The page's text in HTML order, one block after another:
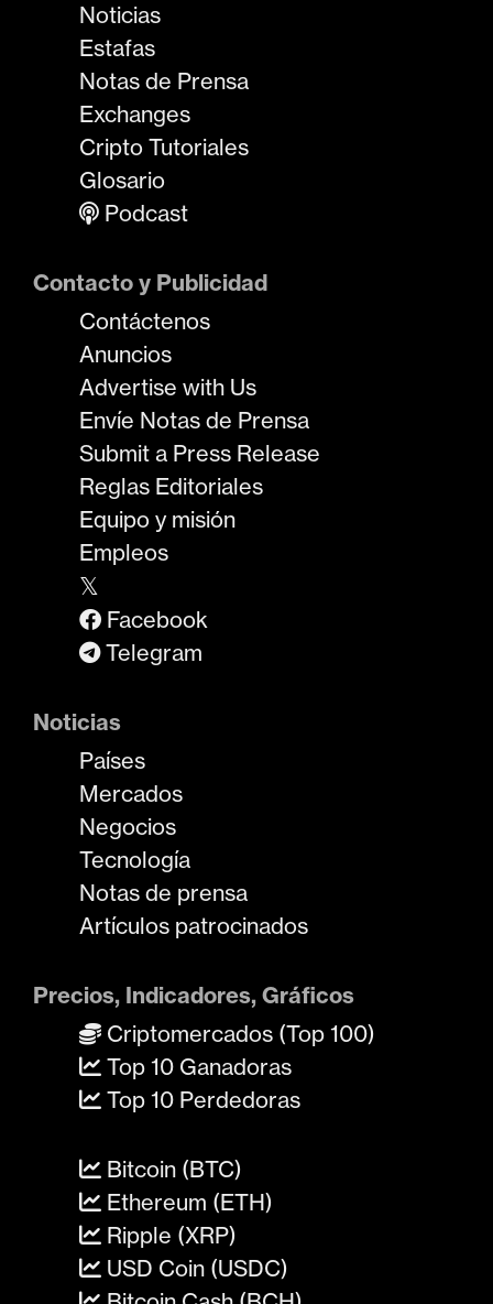
Noticias
Estafas
Notas de Prensa
Exchanges
Cripto Tutoriales
Glosario
Podcast
Contacto y Publicidad
Contáctenos
Anuncios
Advertise with Us
Envíe Notas de Prensa
Submit a Press Release
Reglas Editoriales
Equipo y misión
Empleos
𝕏
Facebook
Telegram
Noticias
Países
Mercados
Negocios
Tecnología
Notas de prensa
Artículos patrocinados
Precios, Indicadores, Gráficos
Criptomercados (Top 100)
Top 10 Ganadoras
Top 10 Perdedoras
Bitcoin (BTC)
Ethereum (ETH)
Ripple (XRP)
USD Coin (USDC)